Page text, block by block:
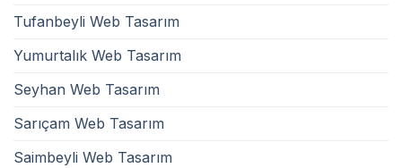
Tufanbeyli Web Tasarım
Yumurtalık Web Tasarım
Seyhan Web Tasarım
Sarıçam Web Tasarım
Saimbeyli Web Tasarım